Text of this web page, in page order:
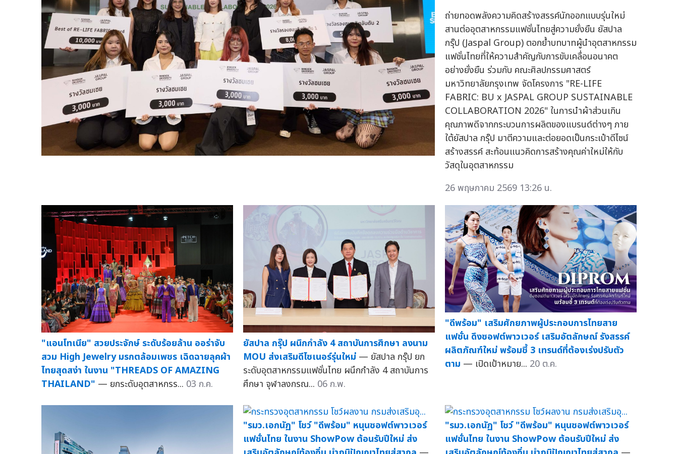
ถ่ายทอดพลังความคิดสร้างสรรค์นักออกแบบรุ่นใหม่
สานต่ออุตสาหกรรมแฟชั่นไทยสู่ความยั่งยืน ยัสปาล
กรุ๊ป (Jaspal Group) ตอกย้ำบทบาทผู้นำอุตสาหกรรม
แฟชั่นไทยที่ให้ความสำคัญกับการขับเคลื่อนอนาคต
อย่างยั่งยืน ร่วมกับ คณะศิลปกรรมศาสตร์
มหาวิทยาลัยกรุงเทพ จัดโครงการ "RE-LIFE
FABRIC: BU x JASPAL GROUP SUSTAINABLE
COLLABORATION 2026" ในการนำผ้าส่วนเกิน
คุณภาพดีจากกระบวนการผลิตของแบรนด์ต่างๆ ภาย
ใต้ยัสปาล กรุ๊ป มาตีความและต่อยอดเป็นกระเป๋าดีไซน์
สร้างสรรค์ สะท้อนแนวคิดการสร้างคุณค่าใหม่ให้กับ
วัสดุในอุตสาหกรรม
26 พฤษภาคม 2569 13:26 น.
"แอนโทเนีย" สวยประจักษ์ ระดับร้อยล้าน ออร่าจับ
สวม High Jewelry มรกตล้อมเพชร เฉิดฉายลุคผ้า
ไทยสุดสง่า ในงาน "THREADS OF AMAZING
THAILAND" — ยกระดับอุตสาหกรร... 03 ก.ค.
ยัสปาล กรุ๊ป ผนึกกำลัง 4 สถาบันการศึกษา ลงนาม
MOU ส่งเสริมดีไซเนอร์รุ่นใหม่ — ยัสปาล กรุ๊ป ยก
ระดับอุตสาหกรรมแฟชั่นไทย ผนึกกำลัง 4 สถาบันการ
ศึกษา จุฬาลงกรณ... 06 ก.พ.
"ดีพร้อม" เสริมศักยภาพผู้ประกอบการไทยสาย
แฟชั่น ดึงซอฟต์พาวเวอร์ เสริมอัตลักษณ์ รังสรรค์
ผลิตภัณฑ์ใหม่ พร้อมชี้ 3 เทรนด์ที่ต้องเร่งปรับตัว
ตาม — เปิดเป้าหมาย... 20 ต.ค.
"รมว.เอกนัฏ" โชว์ "ดีพร้อม" หนุนซอฟต์พาวเวอร์
แฟชั่นไทย ในงาน ShowPow ต้อนรับปีใหม่ ส่ง
"รมว.เอกนัฏ" โชว์ "ดีพร้อม" หนุนซอฟต์พาวเวอร์
แฟชั่นไทย ในงาน ShowPow ต้อนรับปีใหม่ ส่ง